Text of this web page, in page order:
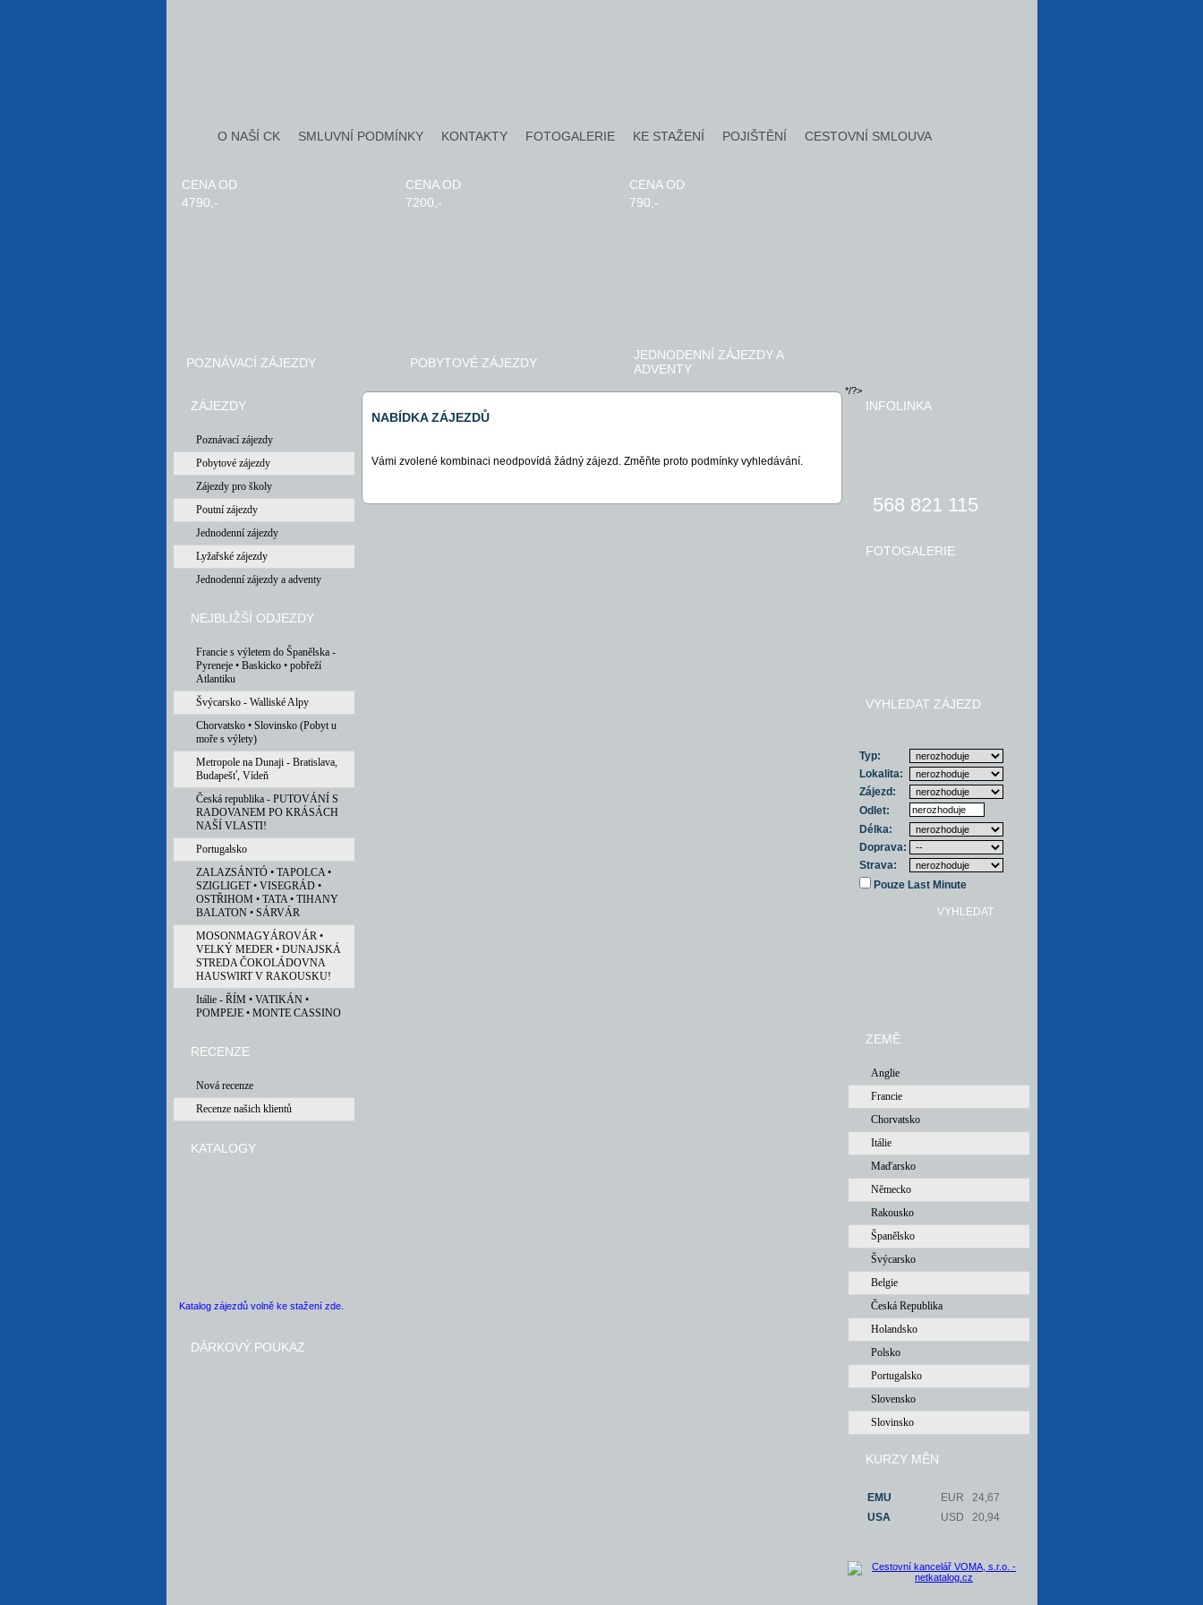
POZNÁVACÍ ZÁJEZDY
4790,-
CENA OD
POBYTOVÉ ZÁJEZDY
7200,-
CENA OD
JEDNODENNÍ ZÁJEZDY A
ADVENTY
790,-
CENA OD
*/?>
NABÍDKA ZÁJEZDŮ
Vámi zvolené kombinaci neodpovídá žádný zájezd. Změňte proto podmínky vyhledávání.
ZÁJEZDY
Poznávací zájezdy
Pobytové zájezdy
Zájezdy pro školy
Poutní zájezdy
Jednodenní zájezdy
Lyžařské zájezdy
Jednodenní zájezdy a adventy
NEJBLIŽŠÍ ODJEZDY
Francie s výletem do Španělska -
Pyreneje • Baskicko • pobřeží
Atlantiku
Švýcarsko - Walliské Alpy
Chorvatsko • Slovinsko (Pobyt u
moře s výlety)
Metropole na Dunaji - Bratislava,
Budapešť, Vídeň
Česká republika - PUTOVÁNÍ S
RADOVANEM PO KRÁSÁCH
NAŠÍ VLASTI!
Portugalsko
ZALAZSÁNTÓ • TAPOLCA •
SZIGLIGET • VISEGRÁD •
OSTŘIHOM • TATA • TIHANY
BALATON • SÁRVÁR
MOSONMAGYÁROVÁR •
VELKÝ MEDER • DUNAJSKÁ
STREDA ČOKOLÁDOVNA
HAUSWIRT V RAKOUSKU!
Itálie - ŘÍM • VATIKÁN •
POMPEJE • MONTE CASSINO
RECENZE
Nová recenze
Recenze našich klientů
KATALOGY
Katalog zájezdů volně ke stažení zde.
DÁRKOVÝ POUKAZ
INFOLINKA
568 821 115
FOTOGALERIE
VYHLEDAT ZÁJEZD
Typ:
Lokalita:
Zájezd:
Odlet:
Délka:
Doprava:
Strava:
Pouze Last Minute
ZEMĚ
Anglie
Francie
Chorvatsko
Itálie
Maďarsko
Německo
Rakousko
Španělsko
Švýcarsko
Belgie
Česká Republika
Holandsko
Polsko
Portugalsko
Slovensko
Slovinsko
KURZY MĚN
EMU EUR
24,67
USA
USD 20,94
O NAŠÍ CK SMLUVNÍ PODMÍNKY KONTAKTY FOTOGALERIE KE STAŽENÍ POJIŠTĚNÍ CESTOVNÍ SMLOUVA